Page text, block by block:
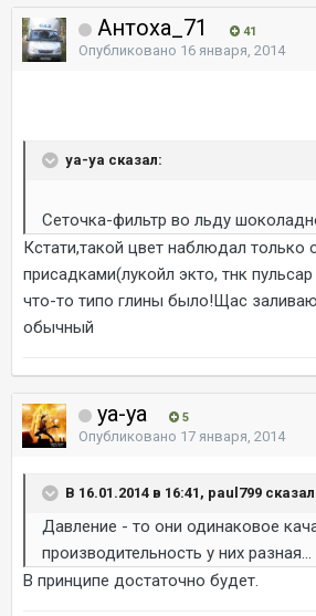
Антоха_71 41
Опубликовано 16 января, 2014
ya-ya сказал:
Сеточка-фильтр во льду
Кстати,такой цвет наблюдал только
присадками(лукойл экто, тнк
что-то типо глины было!Щас
обычный
ya-ya 5
Опубликовано 17 января, 2014
В 16.01.2014 в 16:41, paul799
Давление - то они одинаковое
производительность у них разная...
В принципе достаточно будет.